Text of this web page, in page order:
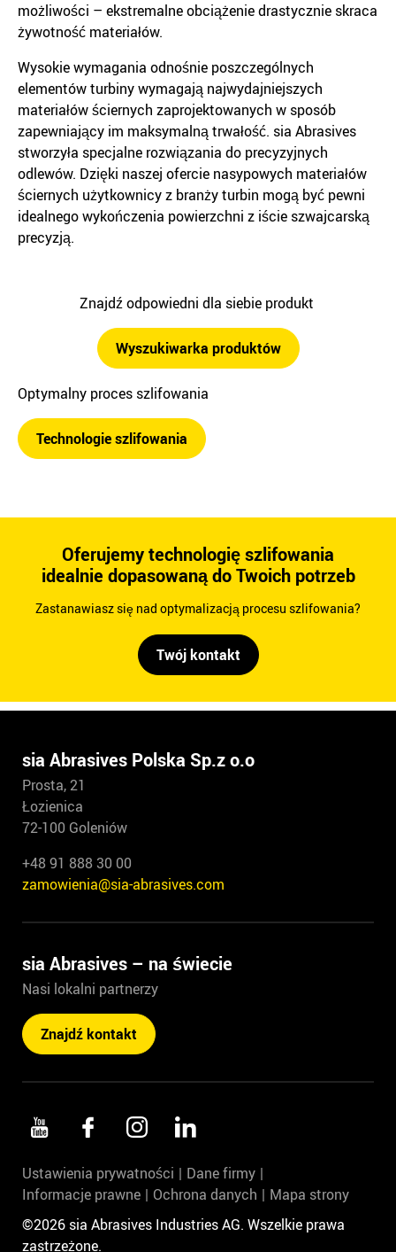
możliwości – ekstremalne obciążenie drastycznie skraca
żywotność materiałów.
Wysokie wymagania odnośnie poszczególnych
elementów turbiny wymagają najwydajniejszych
materiałów ściernych zaprojektowanych w sposób
zapewniający im maksymalną trwałość. sia Abrasives
stworzyła specjalne rozwiązania do precyzyjnych
odlewów. Dzięki naszej ofercie nasypowych materiałów
ściernych użytkownicy z branży turbin mogą być pewni
idealnego wykończenia powierzchni z iście szwajcarską
precyzją.
Znajdź odpowiedni dla siebie produkt
Wyszukiwarka produktów
Optymalny proces szlifowania
Technologie szlifowania
Oferujemy technologię szlifowania
idealnie dopasowaną do Twoich potrzeb
Zastanawiasz się nad optymalizacją procesu szlifowania?
Twój kontakt
sia Abrasives Polska Sp.z o.o
Prosta, 21
Łozienica
72-100 Goleniów
+48 91 888 30 00
zamowienia@sia-abrasives.com
sia Abrasives – na świecie
Nasi lokalni partnerzy
Znajdź kontakt
Ustawienia prywatności
Dane firmy
Informacje prawne
Ochrona danych
Mapa strony
©2026 sia Abrasives Industries AG. Wszelkie prawa
zastrzeżone.